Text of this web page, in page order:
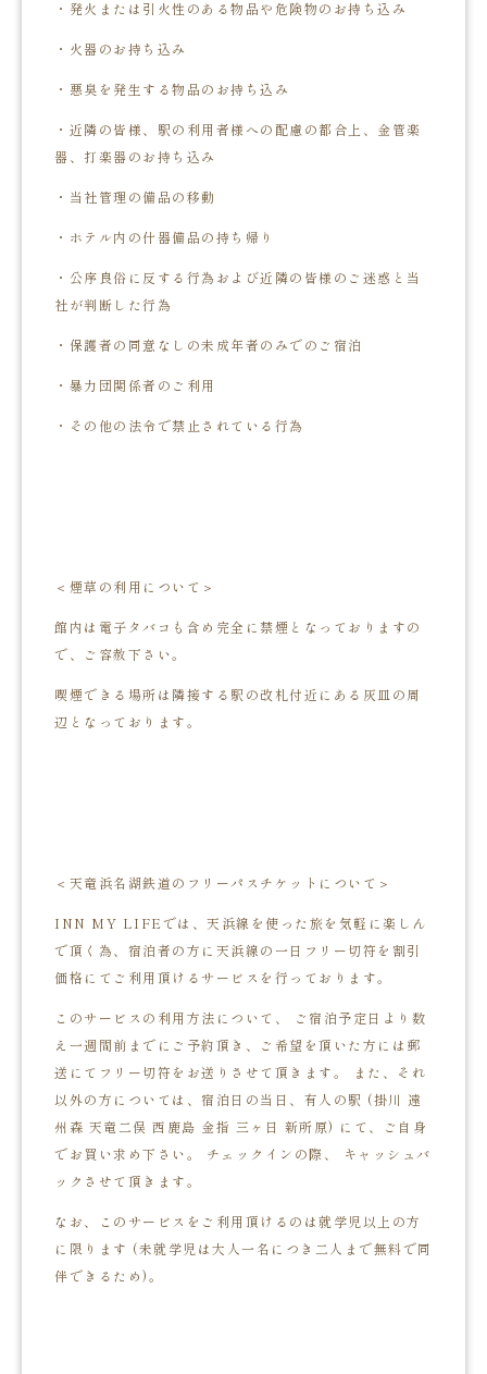
・発火または引火性のある物品や危険物のお持ち込み
・火器のお持ち込み
・悪臭を発生する物品のお持ち込み
・近隣の皆様、駅の利用者様への配慮の都合上、金管楽
器、打楽器のお持ち込み
・当社管理の備品の移動
・ホテル内の什器備品の持ち帰り
・公序良俗に反する行為および近隣の皆様のご迷惑と当
社が判断した行為
・保護者の同意なしの未成年者のみでのご宿泊
・暴力団関係者のご利用
・その他の法令で禁止されている行為
＜煙草の利用について＞
館内は電子タバコも含め完全に禁煙となっておりますの
で、ご容赦下さい。
喫煙できる場所は隣接する駅の改札付近にある灰皿の周
辺となっております。
＜天竜浜名湖鉄道のフリーパスチケットについて＞
INN MY LIFEでは、天浜線を使った旅を気軽に楽しん
で頂く為、宿泊者の方に天浜線の一日フリー切符を割引
価格にてご利用頂けるサービスを行っております。
このサービスの利用方法について、 ご宿泊予定日より数
え一週間前までにご予約頂き、ご希望を頂いた方には郵
送にてフリー切符をお送りさせて頂きます。 また、それ
以外の方については、宿泊日の当日、有人の駅 (掛川 遠
州森 天竜二俣 西鹿島 金指 三ヶ日 新所原) にて、ご自身
でお買い求め下さい。 チェックインの際、 キャッシュバ
ックさせて頂きます。
なお、このサービスをご利用頂けるのは就学児以上の方
に限ります (未就学児は大人一名につき二人まで無料で同
伴できるため)。